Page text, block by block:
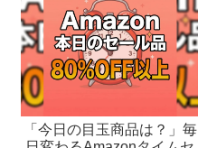
「今日の目玉商品は？」毎